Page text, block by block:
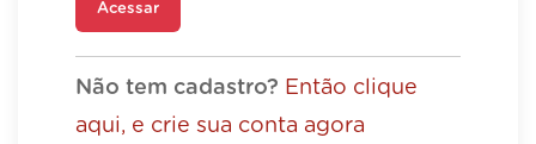
Acessar
Não tem cadastro? Então clique
aqui, e crie sua conta agora